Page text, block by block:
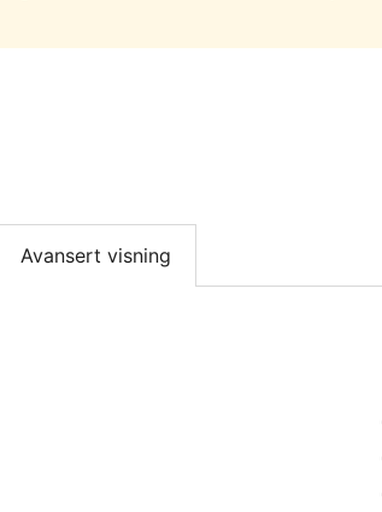
Avansert visning